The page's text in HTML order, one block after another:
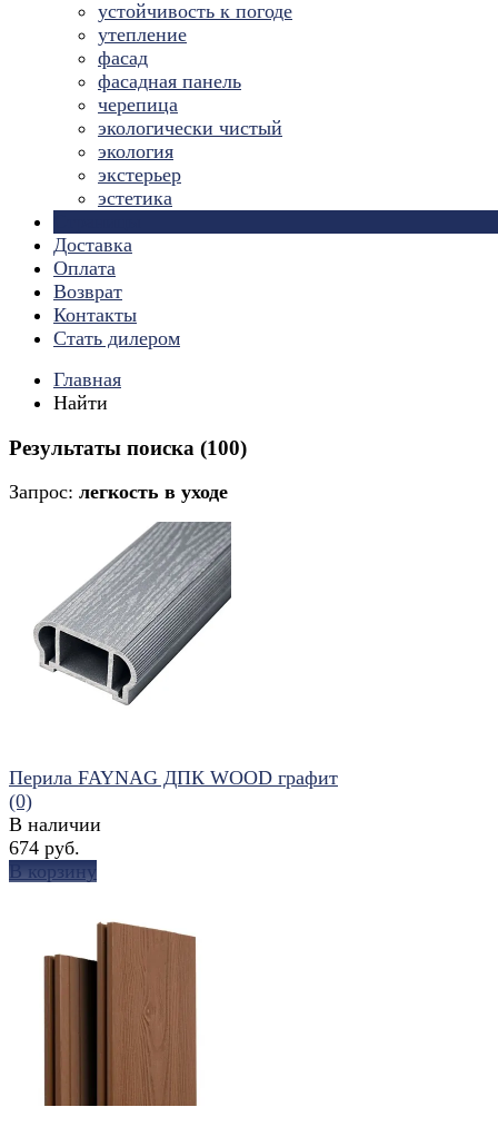
устойчивость к погоде
утепление
фасад
фасадная панель
черепица
экологически чистый
экология
экстерьер
эстетика
Доставка
Оплата
Возврат
Контакты
Стать дилером
Главная
Найти
Результаты поиска (100)
Запрос: легкость в уходе
сравнить
Перила FAYNAG ДПК WOOD графит
(0)
В наличии
674 руб.
В корзину